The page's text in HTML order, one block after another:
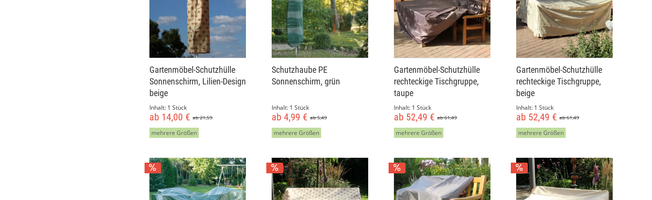
Gartenmöbel-Schutzhülle
Sonnenschirm, Lilien-Design
beige
Inhalt: 1 Stück
ab 21,59
ab 14,00 €
mehrere Größen
Schutzhaube PE
Sonnenschirm, grün
Inhalt: 1 Stück
ab 5,49
ab 4,99 €
mehrere Größen
Gartenmöbel-Schutzhülle
rechteckige Tischgruppe,
taupe
Inhalt: 1 Stück
ab 61,49
ab 52,49 €
mehrere Größen
Gartenmöbel-Schutzhülle
rechteckige Tischgruppe,
beige
Inhalt: 1 Stück
ab 61,49
ab 52,49 €
mehrere Größen